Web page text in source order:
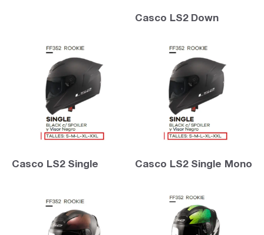
Casco LS2 Down
Casco LS2 Single Casco LS2 Single Mono